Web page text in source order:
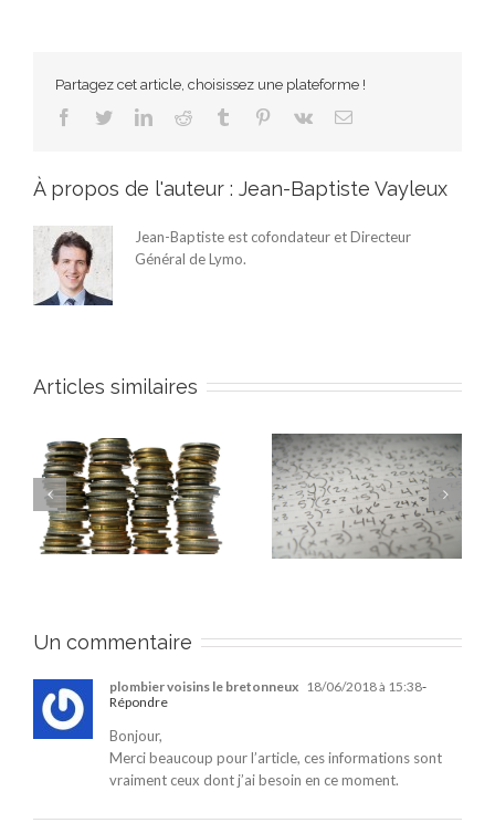
Partagez cet article, choisissez une plateforme !
Facebook
TwitterLinkedInReddit Tumblr Pinterest
Vk Email
À propos de l'auteur : Jean-Baptiste Vayleux
Jean-Baptiste est cofondateur et Directeur
Général de Lymo.
Articles similaires
Qu’est-ce que la
rentabilité d’un
investissement locatif
?
L’investissement en
nue-propriété dans
l’ancien et ses
avantages
Un commentaire
plombier voisins le bretonneux 18/06/2018 à 15:38-
Répondre
Bonjour,
Merci beaucoup pour l’article, ces informations sont
vraiment ceux dont j’ai besoin en ce moment.